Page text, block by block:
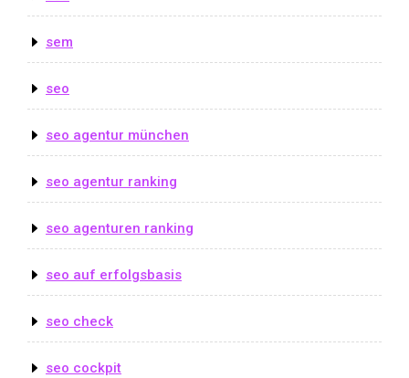
sem
seo
seo agentur münchen
seo agentur ranking
seo agenturen ranking
seo auf erfolgsbasis
seo check
seo cockpit